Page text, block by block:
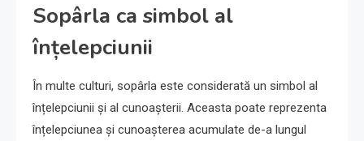
Sopârla ca simbol al
înțelepciunii
În multe culturi, sopârla este considerată un simbol al
înțelepciunii și al cunoașterii. Aceasta poate reprezenta
înțelepciunea și cunoașterea acumulate de-a lungul